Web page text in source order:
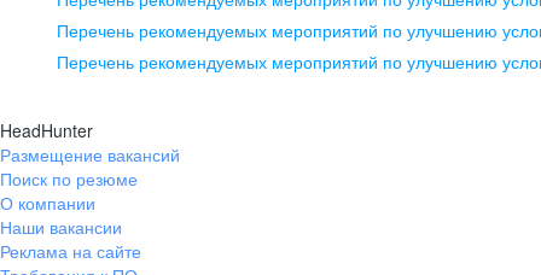
pr@ural.hh.ru
помещение 21
+7 383 207-94-64
pr@nsk.hh.ru
Перечень рекомендуемых мероприятий по улучшению
Перечень рекомендуемых мероприятий по улучшению
HeadHunter
Размещение вакансий
Поиск по резюме
О компании
Наши вакансии
Реклама на сайте